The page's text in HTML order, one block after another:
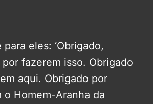
para eles: ‘Obrigado,
fazerem isso. Obrigado
aqui. Obrigado por
o Homem-Aranha da